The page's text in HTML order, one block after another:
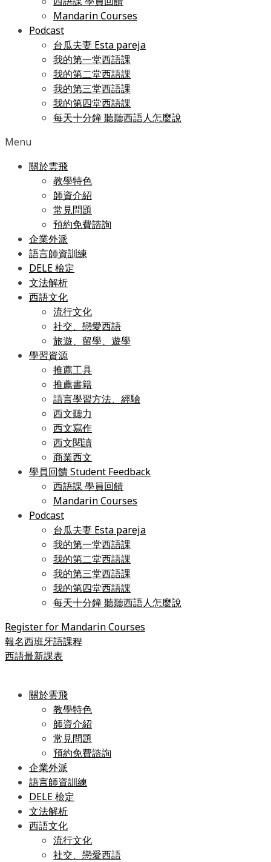
Mandarin Courses
Podcast
台瓜夫妻 Esta pareja
我的第一堂西語課
我的第二堂西語課
我的第三堂西語課
我的第四堂西語課
每天十分鐘 聽聽西語人怎麼說
Menu
關於雲飛
教學特色
師資介紹
常見問題
預約免費諮詢
企業外派
語言師資訓練
DELE 檢定
文法解析
西語文化
流行文化
社交、戀愛西語
旅遊、留學、遊學
學習資源
推薦工具
推薦書籍
語言學習方法、經驗
西文聽力
西文寫作
西文閱讀
商業西文
學員回饋 Student Feedback
西語課 學員回饋
Mandarin Courses
Podcast
台瓜夫妻 Esta pareja
我的第一堂西語課
我的第二堂西語課
我的第三堂西語課
我的第四堂西語課
每天十分鐘 聽聽西語人怎麼說
Register for Mandarin Courses
報名西班牙語課程
西語最新課表
關於雲飛
教學特色
師資介紹
常見問題
預約免費諮詢
企業外派
語言師資訓練
DELE 檢定
文法解析
西語文化
流行文化
社交、戀愛西語